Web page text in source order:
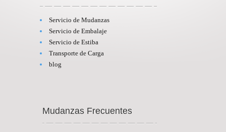
Servicio de Mudanzas
Servicio de Embalaje
Servicio de Estiba
Transporte de Carga
blog
Mudanzas Frecuentes